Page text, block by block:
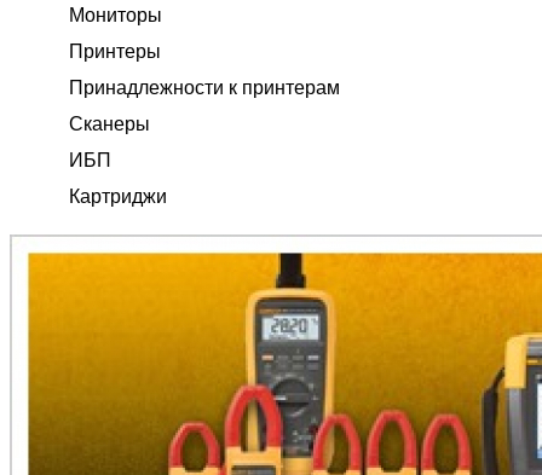
Мониторы
Принтеры
Принадлежности к принтерам
Сканеры
ИБП
Картриджи